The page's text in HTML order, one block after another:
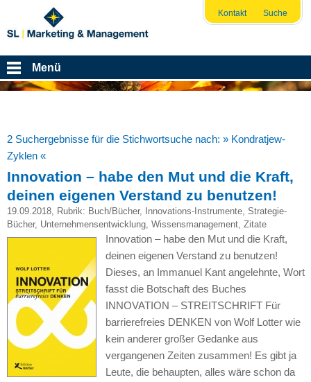
Kontakt Suche
Menü
2 Suchergebnisse für die Stichwortsuche nach: » Kondratjew-
Zyklen «
Innovation – habe den Mut und die Kraft,
deinen eigenen Verstand zu benutzen!
19.09.2018, Rubrik: Buch/Bücher, Innovations-Instrumente, Strategie-
Bücher, Unternehmensentwicklung, Wissensmanagement, Zitate
Innovation – habe den Mut und die Kraft,
deinen eigenen Verstand zu benutzen!
Dieses, an Immanuel Kant angelehnte, Wort
fasst die Botschaft des Buches
INNOVATION – STREITSCHRIFT Für
barrierefreies DENKEN von Wolf Lotter wie
kein anderer großer Gedanke aus
vergangenen Zeiten zusammen! Es gibt ja
Leute, die behaupten, alles wäre schon da